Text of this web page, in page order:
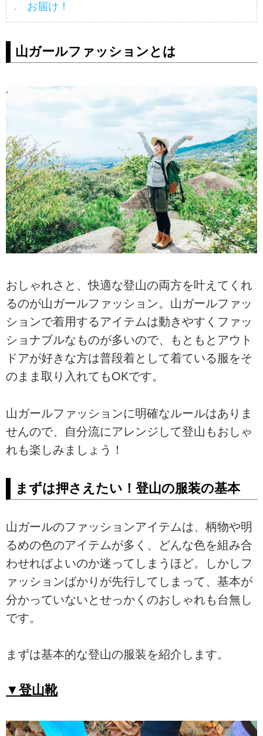
お届け！
山ガールファッションとは
おしゃれさと、快適な登山の両方を叶えてくれ
るのが山ガールファッション。山ガールファッ
ションで着用するアイテムは動きやすくファッ
ショナブルなものが多いので、もともとアウト
ドアが好きな方は普段着として着ている服をそ
のまま取り入れてもOKです。
山ガールファッションに明確なルールはありま
せんので、自分流にアレンジして登山もおしゃ
れも楽しみましょう！
まずは押さえたい！登山の服装の基本
山ガールのファッションアイテムは、柄物や明
るめの色のアイテムが多く、どんな色を組み合
わせればよいのか迷ってしまうほど。しかしフ
ァッションばかりが先行してしまって、基本が
分かっていないとせっかくのおしゃれも台無し
です。
まずは基本的な登山の服装を紹介します。
▼登山靴